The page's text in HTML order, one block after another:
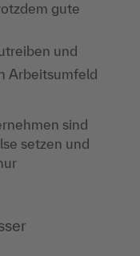
gute
und
Arbeitsumfeld
sind
setzen und